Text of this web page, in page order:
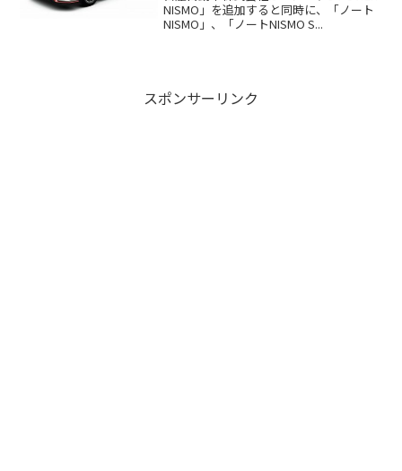
NISMO」を追加すると同時に、「ノート
NISMO」、「ノートNISMO S...
スポンサーリンク